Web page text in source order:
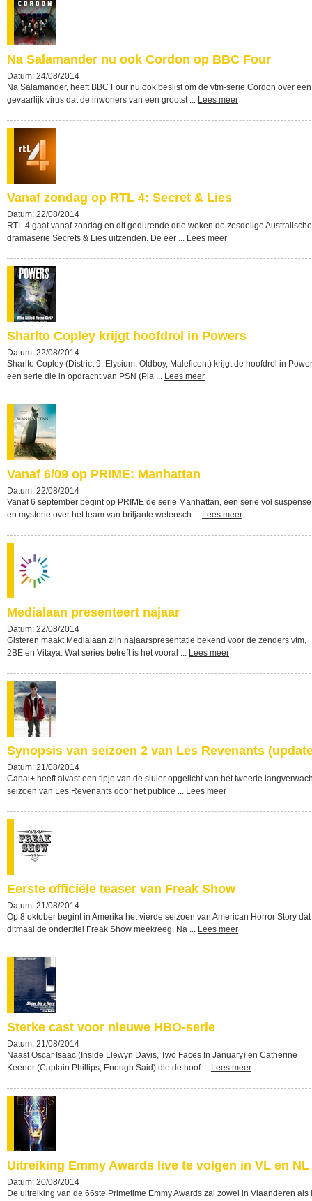
Na Salamander nu ook Cordon op BBC Four
Datum: 24/08/2014
Na Salamander, heeft BBC Four nu ook beslist om de vtm-serie Cordon over een
gevaarlijk virus dat de inwoners van een grootst ... Lees meer
Vanaf zondag op RTL 4: Secret & Lies
Datum: 22/08/2014
RTL 4 gaat vanaf zondag en dit gedurende drie weken de zesdelige Australische
dramaserie Secrets & Lies uitzenden. De eer ... Lees meer
Sharlto Copley krijgt hoofdrol in Powers
Datum: 22/08/2014
Sharlto Copley (District 9, Elysium, Oldboy, Maleficent) krijgt de hoofdrol in
een serie die in opdracht van PSN (Pla ... Lees meer
Vanaf 6/09 op PRIME: Manhattan
Datum: 22/08/2014
Vanaf 6 september begint op PRIME de serie Manhattan, een serie vol suspense
en mysterie over het team van briljante wetensch ... Lees meer
Medialaan presenteert najaar
Datum: 22/08/2014
Gisteren maakt Medialaan zijn najaarspresentatie bekend voor de zenders vtm,
2BE en Vitaya. Wat series betreft is het vooral ... Lees meer
Synopsis van seizoen 2 van Les Revenants
Datum: 21/08/2014
Canal+ heeft alvast een tipje van de sluier opgelicht van het tweede
seizoen van Les Revenants door het publice ... Lees meer
Eerste officiële teaser van Freak Show
Datum: 21/08/2014
Op 8 oktober begint in Amerika het vierde seizoen van American Horror Story dat
ditmaal de ondertitel Freak Show meekreeg. Na ... Lees meer
Sterke cast voor nieuwe HBO-serie
Datum: 21/08/2014
Naast Oscar Isaac (Inside Llewyn Davis, Two Faces In January) en Catherine
Keener (Captain Phillips, Enough Said) die de hoof ... Lees meer
Uitreiking Emmy Awards live te volgen in VL en NL
Datum: 20/08/2014
De uitreiking van de 66ste Primetime Emmy Awards zal zowel in Vlaanderen als